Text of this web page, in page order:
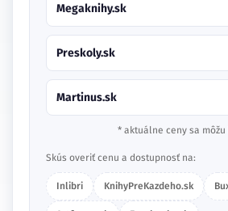
Megaknihy.sk
Preskoly.sk
Martinus.sk
* aktuálne ceny sa
Skús overiť cenu a dostupnosť na:
Inlibri KnihyPreKazdeho.sk